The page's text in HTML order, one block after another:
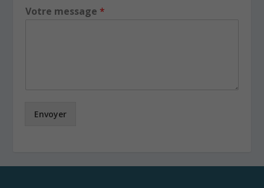
Votre message *
Envoyer